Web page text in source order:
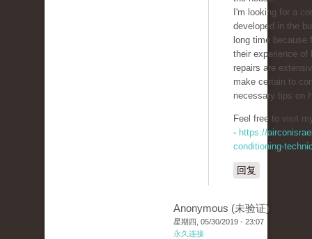
I'm looking for a
developed in the
long time because
their experience of
repairs are
make certain to
necessary tips on
- https://
conditioning-
回复
Anonymous (未验证)
星期四, 05/30/2019 - 23:07
永久连接